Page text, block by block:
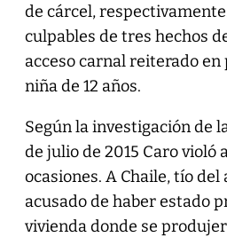
de cárcel,
culpables de tres hechos
acceso carnal reiterado
niña de 12 años.
Según la investigación de
de julio de 2015 Caro violó
ocasiones. A Chaile, tío del
acusado de haber estado
vivienda donde se